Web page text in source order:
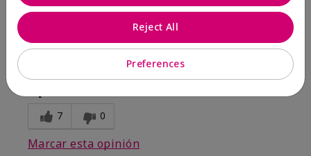
Mary Kay Products
ConclusiónSí, recomendaría a un amigo
¿Le ha resultado útil esta
7 0
Marcar esta opinión
Preferences
Reject All